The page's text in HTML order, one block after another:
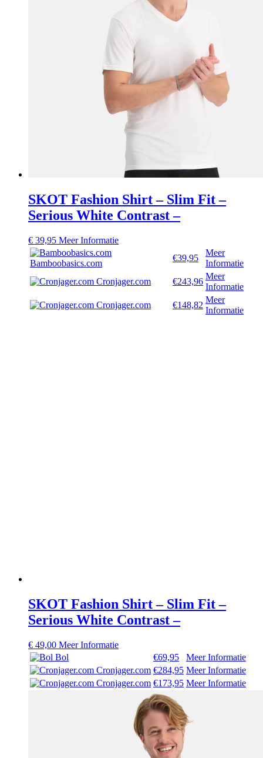
SKOT Fashion Shirt – Slim Fit –
Serious White Contrast –
€ 39,95 Meer Informatie
Bamboobasics.com
€39,95
Meer
Informatie
Cronjager.com
€243,96
Meer
Informatie
Cronjager.com
€148,82
Meer
Informatie
SKOT Fashion Shirt – Slim Fit –
Serious White Contrast –
€ 49,00 Meer Informatie
Bol
€69,95
Meer Informatie
Cronjager.com €284,95 Meer Informatie
Cronjager.com €173,95 Meer Informatie